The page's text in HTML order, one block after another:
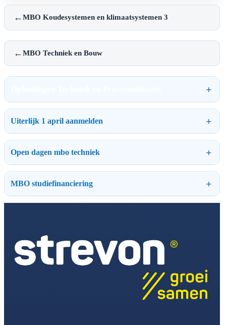
←MBO Koudesystemen en klimaatsystemen 3
←MBO Techniek en Bouw
Uiterlijk 1 april aanmelden
Open dagen mbo techniek
MBO studiefinanciering